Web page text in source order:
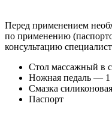
Перед применением
по применению
консультацию
Стол массажный в
Ножная педаль — 1
Смазка
Паспорт